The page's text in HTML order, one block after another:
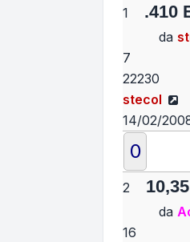
1 .410
da
7
22230
stecol
14/02/
0
2
da
16